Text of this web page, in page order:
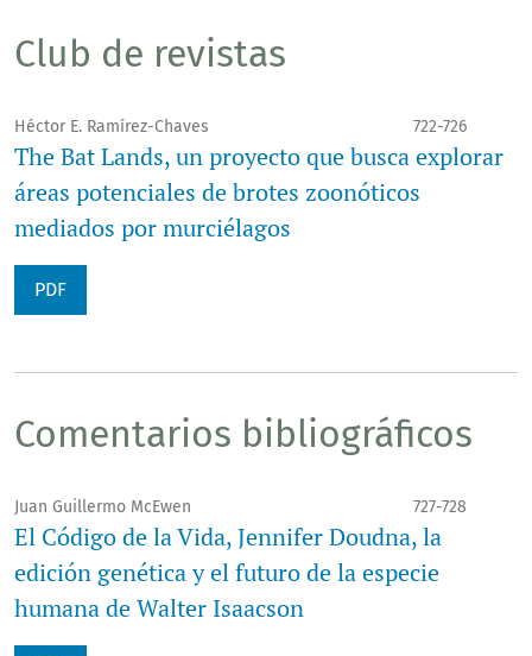
Club de revistas
Héctor E. Ramírez-Chaves 722-726
The Bat Lands, un proyecto que busca explorar
áreas potenciales de brotes zoonóticos
mediados por murciélagos
PDF
Comentarios bibliográficos
Juan Guillermo McEwen 727-728
El Código de la Vida, Jennifer Doudna, la
edición genética y el futuro de la especie
humana de Walter Isaacson